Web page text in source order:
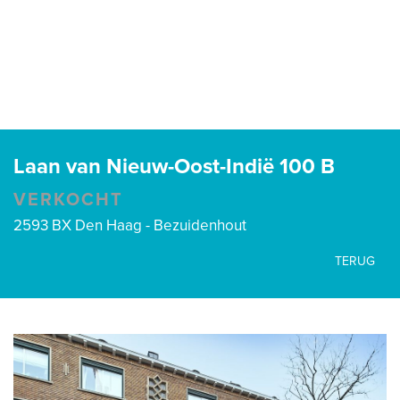
Laan van Nieuw-Oost-Indië 100 B
VERKOCHT
2593 BX Den Haag - Bezuidenhout
TERUG